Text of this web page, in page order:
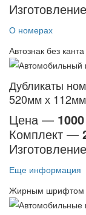
О номерах
Автознак без
Дубликаты
520мм х 112мм
Цена —
Комплект —
Еще информация
Жирным шрифтом